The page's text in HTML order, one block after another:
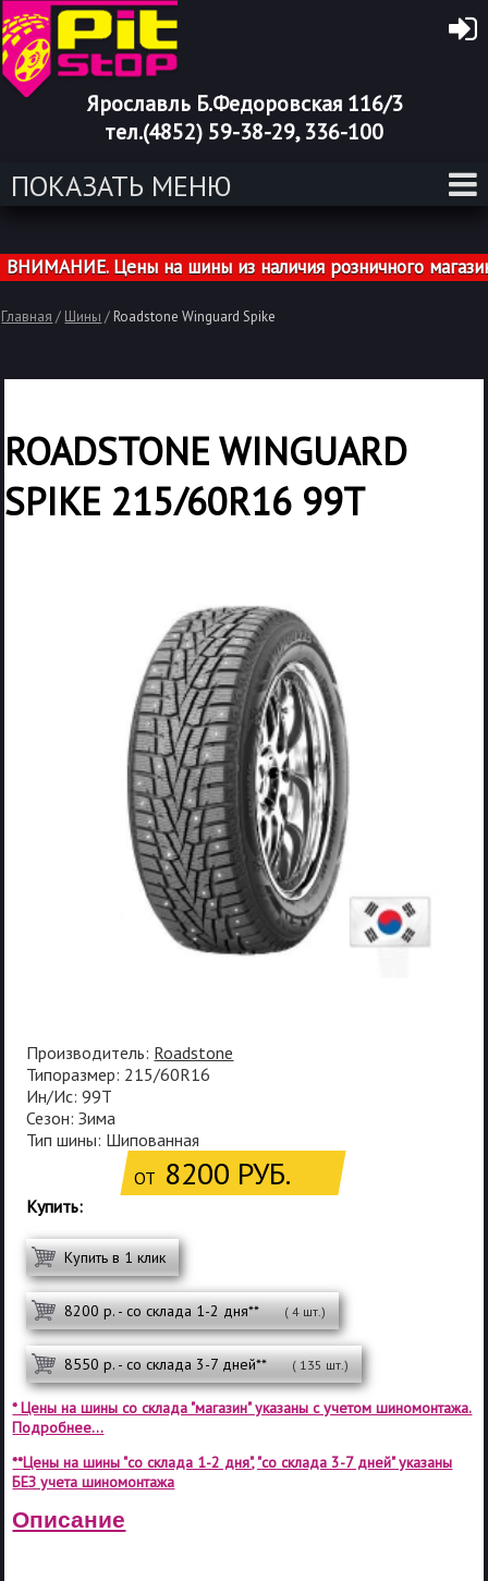
Ярославль Б.Федоровская 116/3
тел.(4852) 59-38-29, 336-100
ПОКАЗАТЬ МЕНЮ
Цены на шины из наличия розничного магазина
Главная / Шины / Roadstone Winguard Spike
ROADSTONE WINGUARD
SPIKE 215/60R16 99T
Производитель: Roadstone
Типоразмер: 215/60R16
Ин/Ис: 99T
Сезон: Зима
Тип шины: Шипованная
ОТ 8200 РУБ.
Купить:
Купить в 1 клик
8200 р. - со склада 1-2 дня** ( 4 шт.)
8550 р. - со склада 3-7 дней** ( 135 шт.)
* Цены на шины со склада "магазин" указаны с учетом шиномонтажа.
Подробнее...
**Цены на шины "со склада 1-2 дня", "со склада 3-7 дней" указаны
БЕЗ учета шиномонтажа
Описание